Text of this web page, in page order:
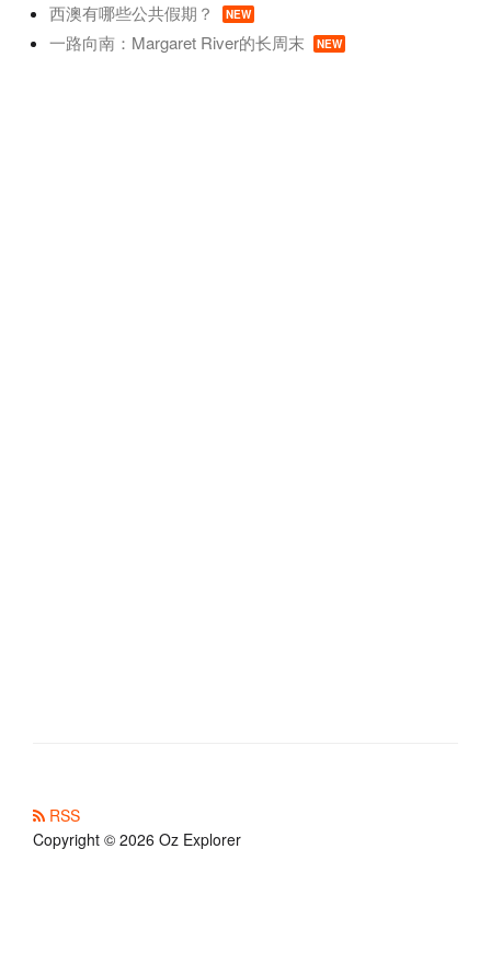
西澳有哪些公共假期？ NEW
一路向南：Margaret River的长周末 NEW
RSS
Copyright © 2026 Oz Explorer